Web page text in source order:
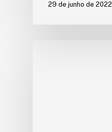
29 de junho de 2022